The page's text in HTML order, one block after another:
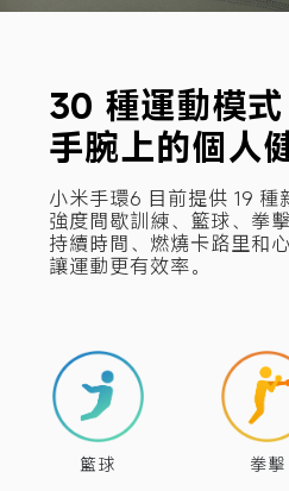
30 種運動模式
手腕上的個人
小米手環6 目前提供 19
強度間歇訓練、籃球、拳
持續時間、燃燒卡路里和
讓運動更有效率。
籃球 拳擊